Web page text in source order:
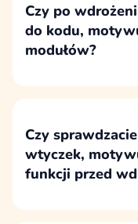
Czy po
do kodu,
modułów?
umowy oraz
Czy
wtyczek,
funkcji przed